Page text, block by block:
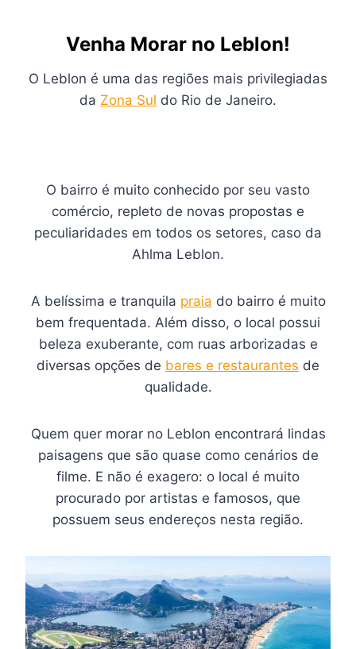
Venha Morar no Leblon!
O Leblon é uma das regiões mais privilegiadas
da Zona Sul do Rio de Janeiro.
O bairro é muito conhecido por seu vasto
comércio, repleto de novas propostas e
peculiaridades em todos os setores, caso da
Ahlma Leblon.
A belíssima e tranquila praia do bairro é muito
bem frequentada. Além disso, o local possui
beleza exuberante, com ruas arborizadas e
diversas opções de bares e restaurantes de
qualidade.
Quem quer morar no Leblon encontrará lindas
paisagens que são quase como cenários de
filme. E não é exagero: o local é muito
procurado por artistas e famosos, que
possuem seus endereços nesta região.